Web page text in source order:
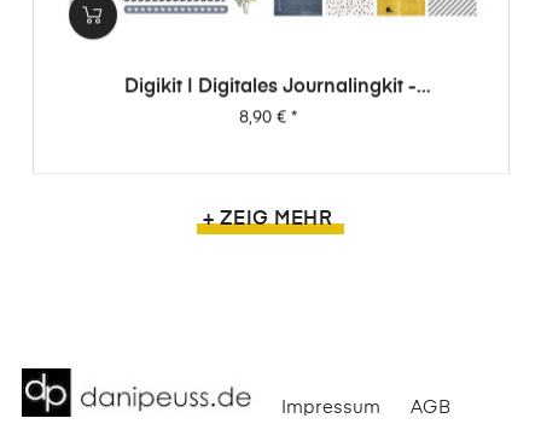
Digikit | Digitales Journalingkit -
Preis
8,90 €*
+ ZEIG MEHR
Impressum AGB